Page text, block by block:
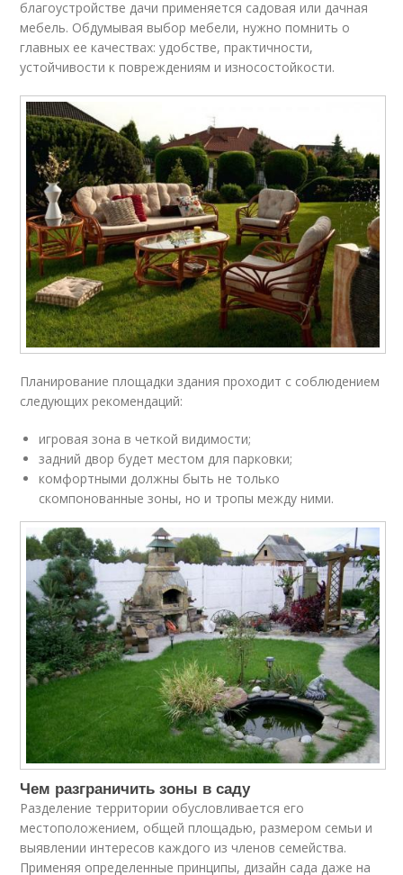
благоустройстве дачи применяется садовая или дачная
мебель. Обдумывая выбор мебели, нужно помнить о
главных ее качествах: удобстве, практичности,
устойчивости к повреждениям и износостойкости.
Планирование площадки здания проходит с соблюдением
следующих рекомендаций:
игровая зона в четкой видимости;
задний двор будет местом для парковки;
комфортными должны быть не только
скомпонованные зоны, но и тропы между ними.
Чем разграничить зоны в саду
Разделение территории обусловливается его
местоположением, общей площадью, размером семьи и
выявлении интересов каждого из членов семейства.
Применяя определенные принципы, дизайн сада даже на